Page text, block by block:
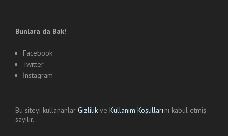
Bunlara da Bak!
Facebook
Twitter
İnstagram
Bu siteyi kullananlar Gizlilik ve Kullanım Koşulları'nı kabul etmiş
sayılır.